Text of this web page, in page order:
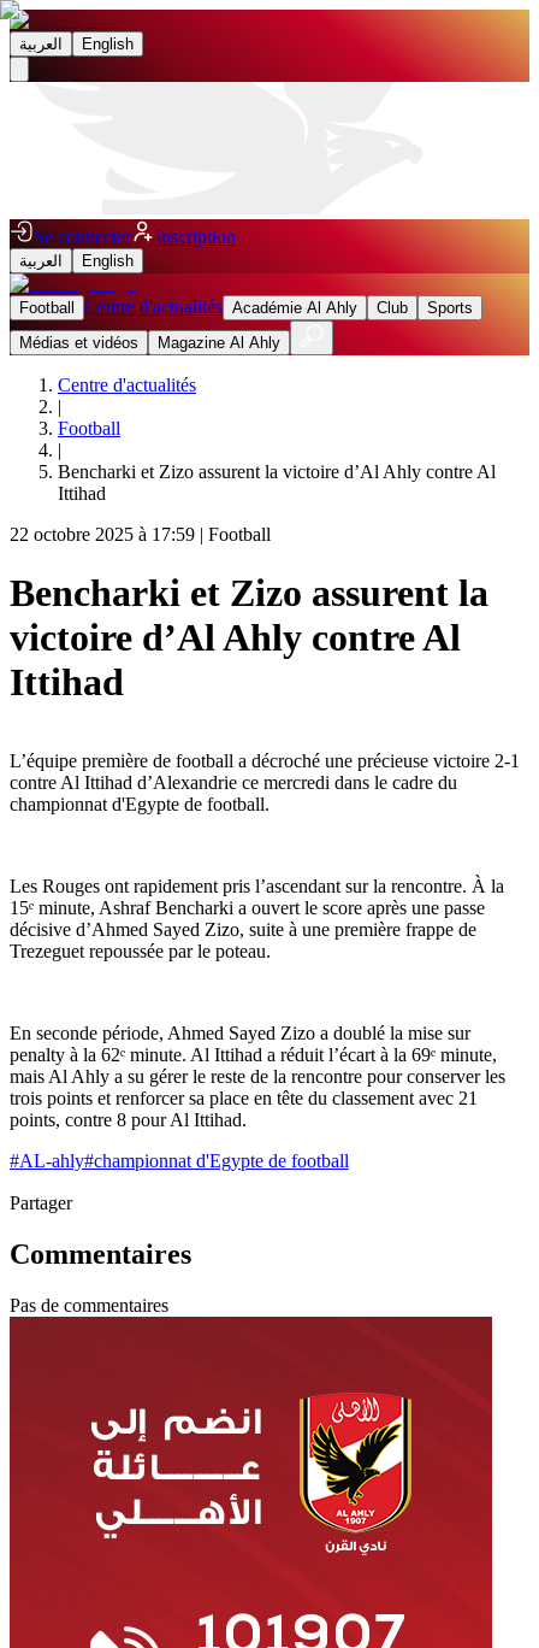
العربية English
Se connecter Inscription
العربية English
Football Centre d'actualités Académie Al Ahly Club
Sports
Médias et vidéos
Magazine Al Ahly
Centre d'actualités
|
Football
|
Bencharki et Zizo assurent la victoire d’Al Ahly contre Al
Ittihad
22 octobre 2025 à 17:59 | Football
Bencharki et Zizo assurent la
victoire d’Al Ahly contre Al
Ittihad
L’équipe première de football a décroché une précieuse victoire 2-1
contre Al Ittihad d’Alexandrie ce mercredi dans le cadre du
championnat d'Egypte de football.
Les Rouges ont rapidement pris l’ascendant sur la rencontre. À la
15ᵉ minute, Ashraf Bencharki a ouvert le score après une passe
décisive d’Ahmed Sayed Zizo, suite à une première frappe de
Trezeguet repoussée par le poteau.
En seconde période, Ahmed Sayed Zizo a doublé la mise sur
penalty à la 62ᵉ minute. Al Ittihad a réduit l’écart à la 69ᵉ minute,
mais Al Ahly a su gérer le reste de la rencontre pour conserver les
trois points et renforcer sa place en tête du classement avec 21
points, contre 8 pour Al Ittihad.
#AL-ahly#championnat d'Egypte de football
Partager
Commentaires
Pas de commentaires